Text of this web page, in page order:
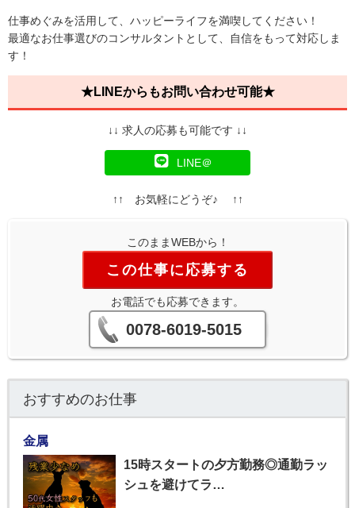
仕事めぐみを活用して、ハッピーライフを満喫してください！
最適なお仕事選びのコンサルタントとして、自信をもって対応しま
す！
★LINEからもお問い合わせ可能★
↓↓ 求人の応募も可能です ↓↓
LINE＠
↑↑ お気軽にどうぞ♪ ↑↑
このままWEBから！
この仕事に応募する
お電話でも応募できます。
0078-6019-5015
おすすめのお仕事
金属
15時スタートの夕方勤務◎通勤ラッ
シュを避けてラ…